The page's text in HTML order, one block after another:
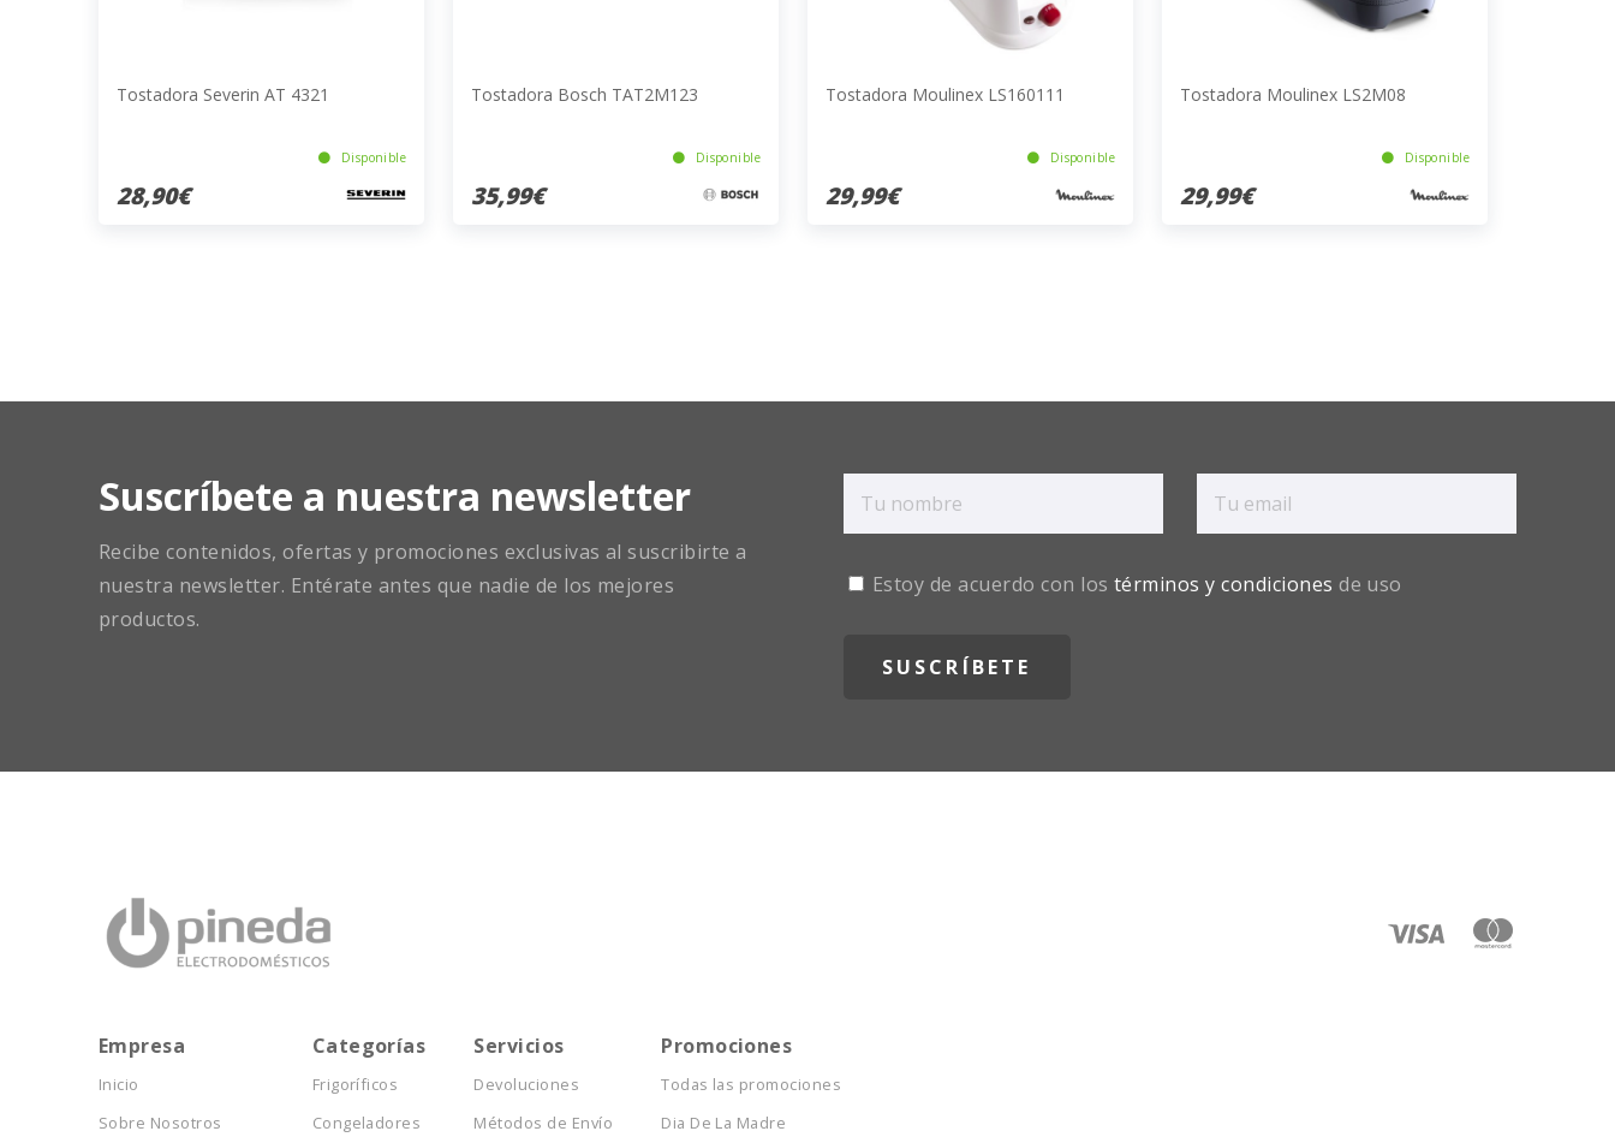
Tostadora Severin AT 4321
Disponible
28,90€
Tostadora Bosch TAT2M123
Disponible
35,99€
Tostadora Moulinex LS160111
Disponible
29,99€
Tostadora Moulinex LS2M08
Disponible
29,99€
Suscríbete a nuestra newsletter
Recibe contenidos, ofertas y promociones exclusivas al suscribirte a
nuestra newsletter. Entérate antes que nadie de los mejores
productos.
Estoy de acuerdo con los términos y condiciones de uso
Empresa
Inicio
Sobre Nosotros
Categorías
Frigoríficos
Congeladores
Servicios
Devoluciones
Métodos de Envío
Promociones
Todas las promociones
Dia De La Madre